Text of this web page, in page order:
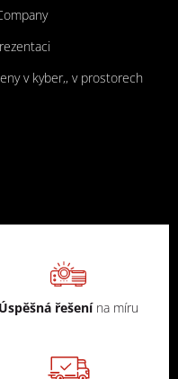
v kyber,, v prostorech
Úspěšná řešení na míru